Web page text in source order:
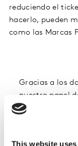
This website
reduciendo el
hacerlo, pueden
como las Marcas
Gracias a los
nuestro panel
video cuál es